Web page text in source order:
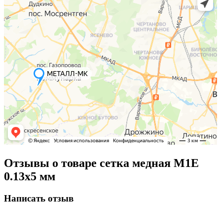
Отзывы о товаре сетка медная М1Е
0.13х5 мм
Написать отзыв